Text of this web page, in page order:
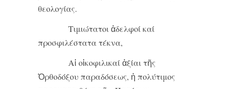
θεολογίας.
Τιμιώτατοι ἀδελφοί καί
προσφιλέστατα τέκνα,
Αἱ οἰκοφιλικαί ἀξίαι τῆς
Ὀρθοδόξου παραδόσεως, ἡ πολύτιμος